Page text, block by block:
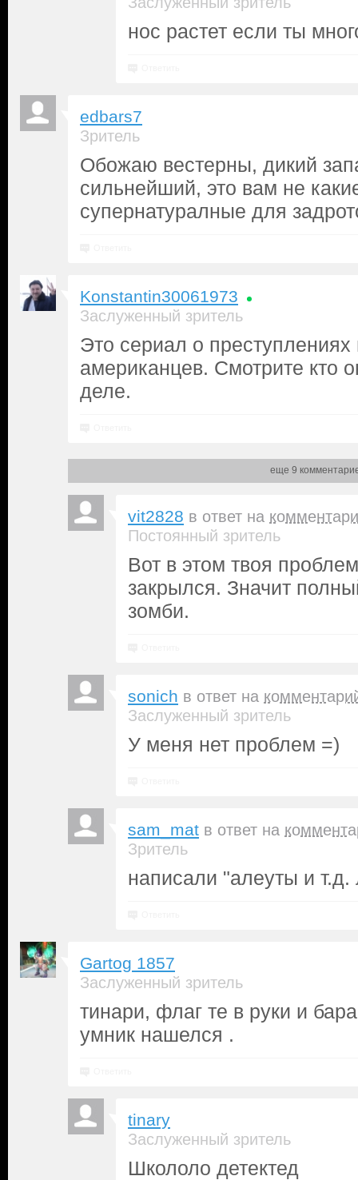
нос растет если ты
edbars7
Зритель
Обожаю вестерны, дикий
сильнейший, это вам не
супернатуралные для
Konstantin30061973
Заслуженный зритель
Это сериал о преступлениях
американцев. Смотрите кто
деле.
еще 9
vit2828 в ответ на
Постоянный зритель
Вот в этом твоя
закрылся. Значит
зомби.
sonich в ответ на
Заслуженный зритель
У меня нет проблем =)
sam_mat в ответ на
Зритель
написали "алеуты и т.д.
Gartog 1857
Заслуженный зритель
тинари, флаг те в руки и
умник нашелся .
tinary
Заслуженный зритель
Школоло детектед